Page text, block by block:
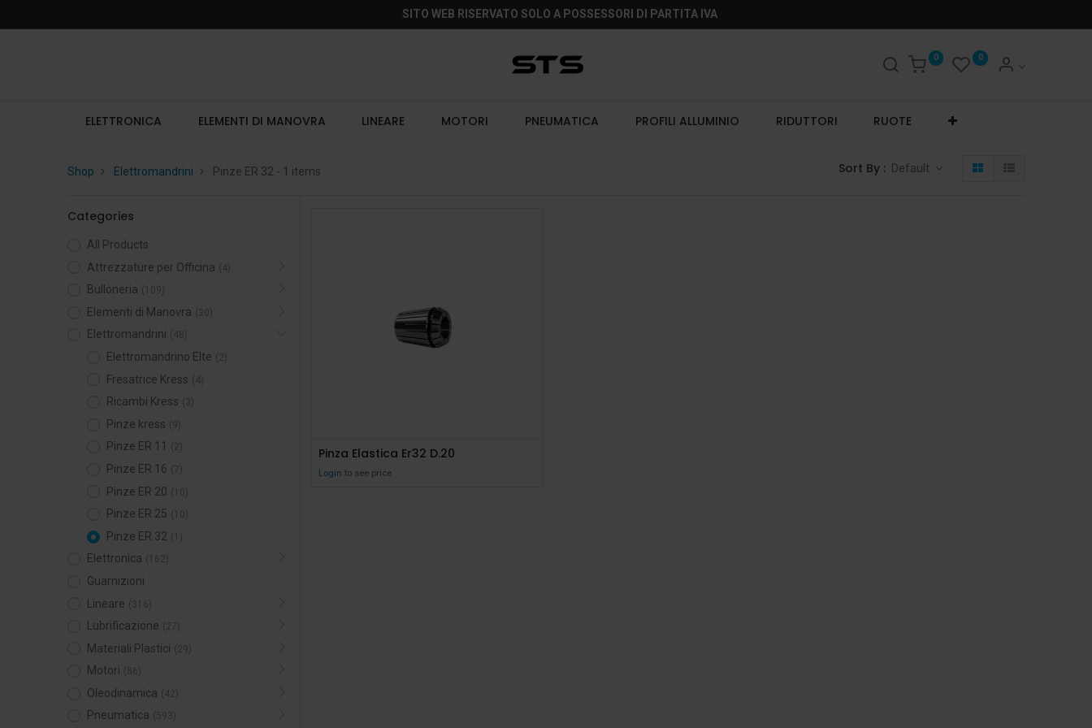
SITO WEB RISERVATO SOLO A POSSESSORI DI PARTITA IVA
0 0
ELETTRONICA ELEMENTI DI MANOVRA LINEARE MOTORI PNEUMATICA PROFILI ALLUMINIO RIDUTTORI RUOTE
Shop Elettromandrini Pinze ER 32 - 1 items Sort By : Default
Categories
All Products
Attrezzature per Officina (4)
Bulloneria (109)
Elementi di Manovra (30)
Elettromandrini (48)
Elettromandrino Elte (2)
Fresatrice Kress (4)
Ricambi Kress (3)
Pinze kress (9)
Pinze ER 11 (2)
Pinze ER 16 (7)
Pinze ER 20 (10)
Pinze ER 25 (10)
Pinze ER 32 (1)
Elettronica (162)
Guarnizioni
Lineare (316)
Lubrificazione (27)
Materiali Plastici (29)
Motori (86)
Oleodinamica (42)
Pneumatica (593)
Pinza Elastica Er32 D.20
Login to see price